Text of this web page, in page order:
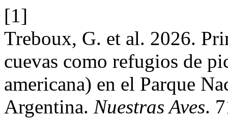
[1]
Treboux, G. et al. 2026.
cuevas como refugios de
americana) en el Parque
Argentina. Nuestras Aves.